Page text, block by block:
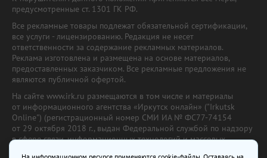
предусмотренные ст. 1301 ГК РФ.
Все рекламные товары подлежат обязательной сертификации,
все услуги - лицензированию. Редакция не несет
ответственности за содержание рекламных материалов.
Реклама изготовлена и размещена на основе материалов,
предоставленных заказчиком. Все рекламные предложения не
являются публичной офертой.
На сайте www.irk.ru размещаются в том числе и материалы
от информационного агентства «Иркутск онлайн» ("Irkutsk
Online") (регистрационный номер СМИ ИА № ФС77-74154
от 29 октября 2018 г., выдан Федеральной службой по надзору
в сфере связи, информационных технологий и массовых